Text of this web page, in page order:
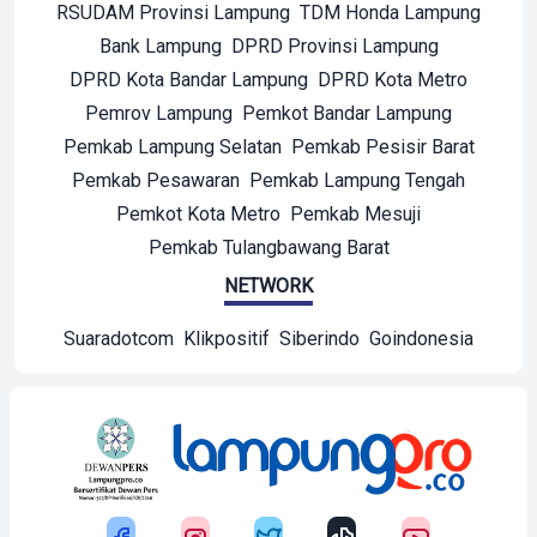
RSUDAM Provinsi Lampung TDM Honda Lampung
Bank Lampung DPRD Provinsi Lampung
DPRD Kota Bandar Lampung DPRD Kota Metro
Pemrov Lampung Pemkot Bandar Lampung
Pemkab Lampung Selatan Pemkab Pesisir Barat
Pemkab Pesawaran Pemkab Lampung Tengah
Pemkot Kota Metro Pemkab Mesuji
Pemkab Tulangbawang Barat
NETWORK
Suaradotcom Klikpositif Siberindo Goindonesia